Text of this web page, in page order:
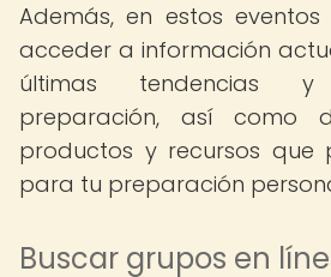
Además, en estos
acceder a información
últimas tendencias
preparación, así como
productos y recursos que
para tu preparación
Buscar grupos en